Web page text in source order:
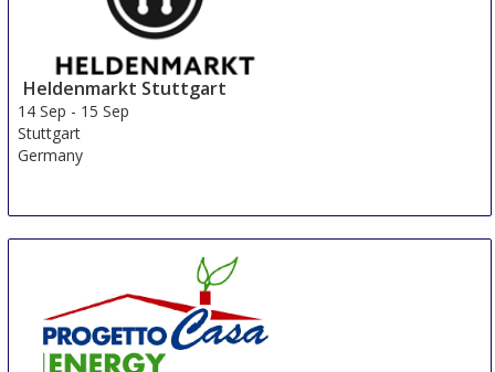
Heldenmarkt Stuttgart
14 Sep - 15 Sep
Stuttgart
Germany